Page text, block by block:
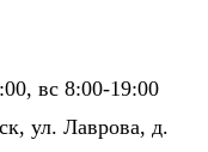
вс 8:00-19:00
ул. Лаврова, д.